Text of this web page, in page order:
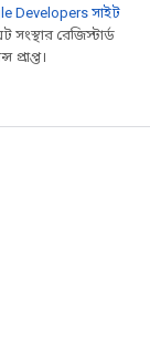
Developers সাইট
রেজিস্টার্ড
প্রাপ্ত।